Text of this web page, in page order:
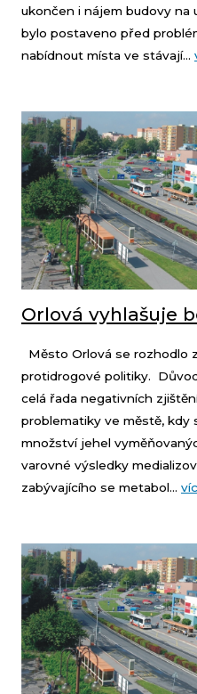
ukončen i nájem budovy
bylo postaveno před
nabídnout místa ve stávají...
Orlová vyhlašuje
Město Orlová se rozhodlo
protidrogové politiky.
celá řada negativních
problematiky ve městě, kdy
množství jehel
varovné výsledky
zabývajícího se metabol...